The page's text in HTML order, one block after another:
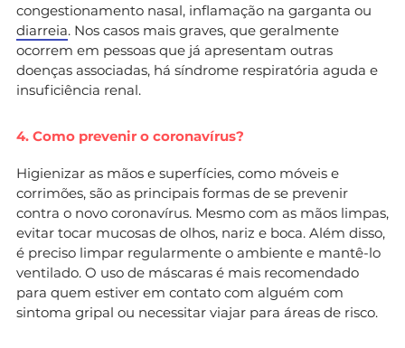
congestionamento nasal, inflamação na garganta ou
diarreia. Nos casos mais graves, que geralmente
ocorrem em pessoas que já apresentam outras
doenças associadas, há síndrome respiratória aguda e
insuficiência renal.
4. Como prevenir o coronavírus?
Higienizar as mãos e superfícies, como móveis e
corrimões, são as principais formas de se prevenir
contra o novo coronavírus. Mesmo com as mãos limpas,
evitar tocar mucosas de olhos, nariz e boca. Além disso,
é preciso limpar regularmente o ambiente e mantê-lo
ventilado. O uso de máscaras é mais recomendado
para quem estiver em contato com alguém com
sintoma gripal ou necessitar viajar para áreas de risco.